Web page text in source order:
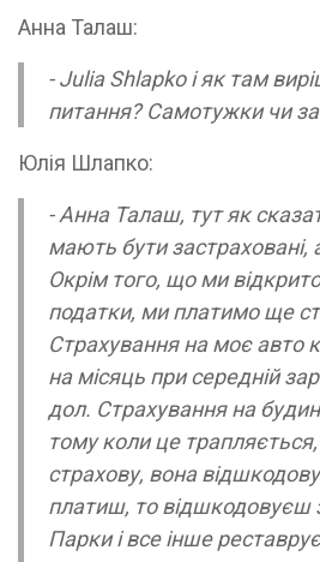
Анна Талаш:
- Julia Shlapko і як там
питання? Самотужки чи
Юлія Шлапко:
- Анна Талаш, тут як
мають бути застраховані,
Окрім того, що ми
податки, ми платимо ще
Страхування на моє авто
на місяць при середній
дол. Страхування на
тому коли це
страхову, вона
платиш, то відшкодовуєш
Парки і все інше